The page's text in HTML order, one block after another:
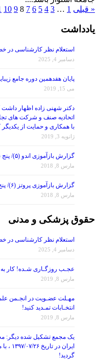
« قبلی 1
…
3
4
5
6
7
8
9
10
یادداشت
استعلام نظر کارشناسی در
دسامبر 4, 2025
پایان هفدهمین دوره جامع
می 15, 2019
دکتر شهنی زاده اظهار
اتحادیه صنف و شرکت های
با همکاری و حمایت از
ژانویه 3, 2019
گزارش بازآموزی اندو (۵)/ پنج شنبه ۱۳۹۶/۰۹/۰۹
مارس 8, 2018
گزارش بازآموزی پروتز (۶)/ پنج شنبه ۹۶/۰۸/۲۵
مارس 8, 2018
حقوق پزشکی و مدنی
استعلام نظر کارشناسی در
دسامبر 4, 2025
عجـب روزگـاری شـده! کار به
مارس 8, 2019
انتخـابات تمـدید کنید!
مارس 8, 2019
یک مجمع تشکیل شده دیگر:
گردید!